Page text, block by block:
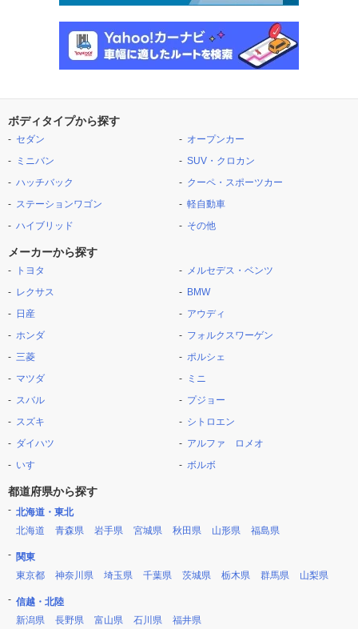
ボディタイプから探す
セダン
ミニバン
ハッチバック
ステーションワゴン
ハイブリッド
オープンカー
SUV・クロカン
クーペ・スポーツカー
軽自動車
その他
メーカーから探す
トヨタ
レクサス
日産
ホンダ
三菱
マツダ
スバル
スズキ
ダイハツ
いすゞ
メルセデス・ベンツ
BMW
アウディ
フォルクスワーゲン
ポルシェ
ミニ
プジョー
シトロエン
アルファ ロメオ
ボルボ
都道府県から探す
北海道・東北
北海道
青森県 岩手県 宮城県 秋田県 山形県 福島県
関東
東京都
神奈川県 埼玉県 千葉県 茨城県 栃木県 群馬県 山梨県
信越・北陸
新潟県
長野県 富山県 石川県 福井県